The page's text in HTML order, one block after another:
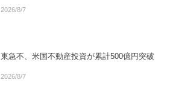
2026/8/7
東急不、米国不動産投資が累計500億円突破
2026/8/7